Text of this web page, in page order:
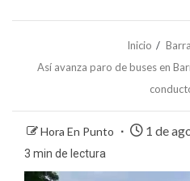
Inicio
Así avanza paro de buses en
Hora En Punto 1 de
3 min de lectura